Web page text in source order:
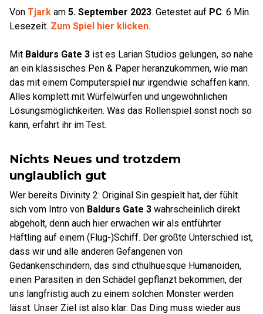
Von Tjark am 5. September 2023. Getestet auf PC. 6 Min.
Lesezeit. Zum Spiel hier klicken.
Mit Baldurs Gate 3 ist es Larian Studios gelungen, so nahe
an ein klassisches Pen & Paper heranzukommen, wie man
das mit einem Computerspiel nur irgendwie schaffen kann.
Alles komplett mit Würfelwürfen und ungewöhnlichen
Lösungsmöglichkeiten. Was das Rollenspiel sonst noch so
kann, erfahrt ihr im Test.
Nichts Neues und trotzdem
unglaublich gut
Wer bereits Divinity 2: Original Sin gespielt hat, der fühlt
sich vom Intro von Baldurs Gate 3 wahrscheinlich direkt
abgeholt, denn auch hier erwachen wir als entführter
Häftling auf einem (Flug-)Schiff. Der größte Unterschied ist,
dass wir und alle anderen Gefangenen von
Gedankenschindern, das sind cthulhuesque Humanoiden,
einen Parasiten in den Schädel gepflanzt bekommen, der
uns langfristig auch zu einem solchen Monster werden
lässt. Unser Ziel ist also klar: Das Ding muss wieder aus